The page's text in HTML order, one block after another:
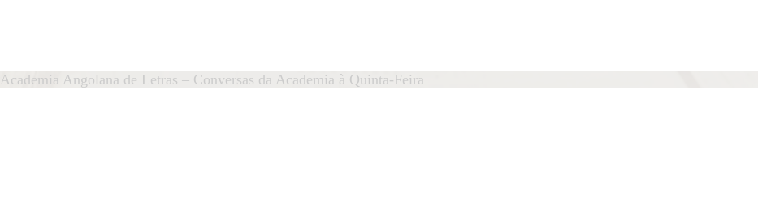
Academia Angolana de Letras – Conversas da Academia à Quinta-Feira
Cátedra
António Lobo Antunes
CÁTEDRA